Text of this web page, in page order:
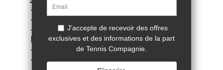
- Toutes Surfaces.
- Lacets en coton.
- Matériau de la doublure de la
languette en polyester.
- Semelle extérieure en caoutchouc.
- Référence fournisseur : 09071415.